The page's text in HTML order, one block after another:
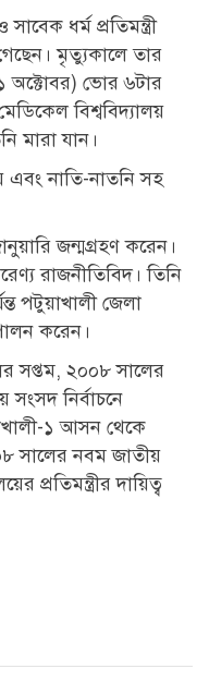
ধর্ম প্রতিমন্ত্রী
মৃত্যুকালে তার
অক্টোবর) ভোর ৬টার
বিশ্ববিদ্যালয়
মারা যান।
এবং নাতি-নাতনি সহ
জন্মগ্রহণ করেন।
রাজনীতিবিদ। তিনি
পটুয়াখালী জেলা
করেন।
সপ্তম, ২০০৮ সালের
নির্বাচনে
১ আসন থেকে
সালের নবম জাতীয়
প্রতিমন্ত্রীর দায়িত্ব